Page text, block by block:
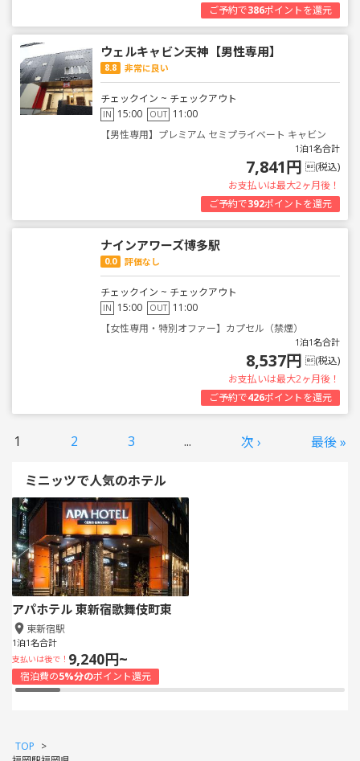
ご予約で386ポイントを還元
ウェルキャビン天神【男性専用】
8.8 非常に良い
チェックイン ~ チェックアウト
IN 15:00 OUT 11:00
【男性専用】プレミアム セミプライベート キャビン
1泊1名合計
7,841円 (税込)
お支払いは最大2ヶ月後！
ご予約で392ポイントを還元
ナインアワーズ博多駅
0.0 評価なし
チェックイン ~ チェックアウト
IN 15:00 OUT 11:00
【女性専用・特別オファー】カプセル（禁煙）
1泊1名合計
8,537円 (税込)
お支払いは最大2ヶ月後！
ご予約で426ポイントを還元
1 2 3 ... 次 › 最後 »
ミニッツで人気のホテル
アパホテル 東新宿歌舞伎町東
東新宿駅
1泊1名合計
支払いは後で！ 9,240円~
宿泊費の5%分のポイント還元
TOP >